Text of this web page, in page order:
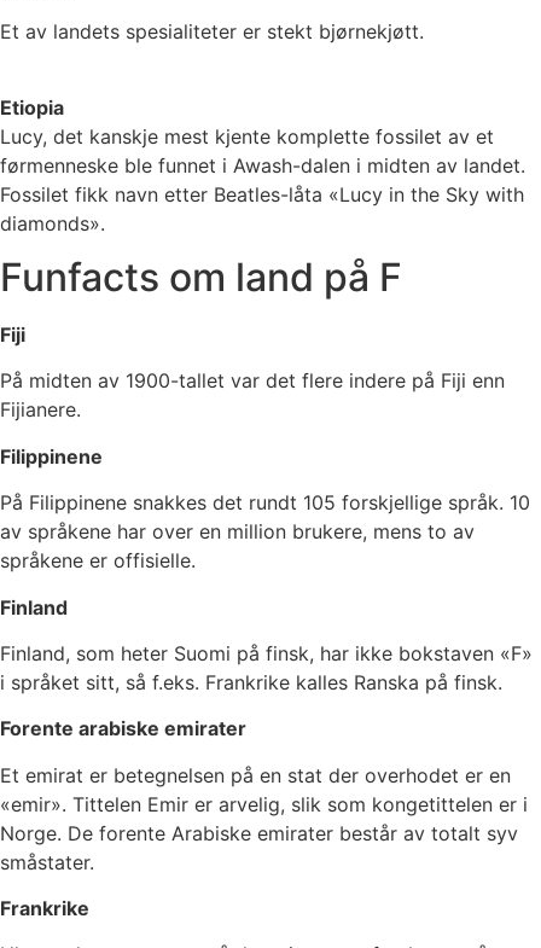
Et av landets spesialiteter er stekt bjørnekjøtt.
Etiopia
Lucy, det kanskje mest kjente komplette fossilet av et
førmenneske ble funnet i Awash-dalen i midten av landet.
Fossilet fikk navn etter Beatles-låta «Lucy in the Sky with
diamonds».
Funfacts om land på F
Fiji
På midten av 1900-tallet var det flere indere på Fiji enn
Fijianere.
Filippinene
På Filippinene snakkes det rundt 105 forskjellige språk. 10
av språkene har over en million brukere, mens to av
språkene er offisielle.
Finland
Finland, som heter Suomi på finsk, har ikke bokstaven «F»
i språket sitt, så f.eks. Frankrike kalles Ranska på finsk.
Forente arabiske emirater
Et emirat er betegnelsen på en stat der overhodet er en
«emir». Tittelen Emir er arvelig, slik som kongetittelen er i
Norge. De forente Arabiske emirater består av totalt syv
småstater.
Frankrike